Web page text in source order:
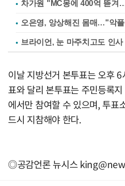
오은영, 앙상해진 몸매…"악
브라이언, 눈 마주치고도 인
이날 지방선거 본투표는 오후
표와 달리 본투표는 주민등록
에서만 참여할 수 있으며, 투표
드시 지참해야 한다.
◎공감언론 뉴시스